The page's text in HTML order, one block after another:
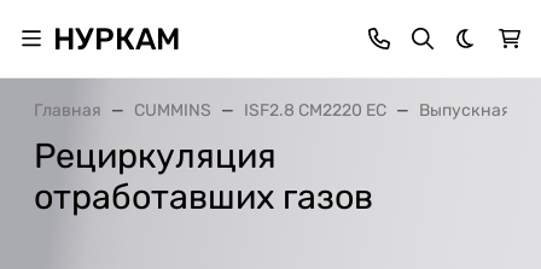
НУРКАМ Темная
Главная CUMMINS ISF2.8 CM2220 EC Выпускная
Рециркуляция
отработавших газов